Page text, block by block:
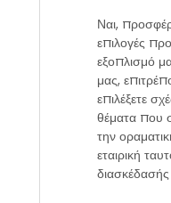
Ναι,
επιλογές
εξοπλισμό
μας,
επιλέξετε
θέματα που
την
εταιρική